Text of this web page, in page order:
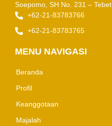
Soepomo, SH No. 231 – Tebet
+62-21-83783766
+62-21-83783765
MENU NAVIGASI
Beranda
Profil
Keanggotaan
Majalah